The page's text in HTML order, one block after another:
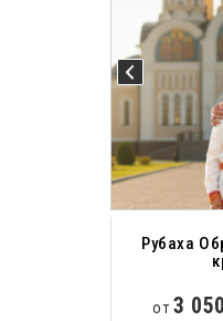
Рубаха
от 3